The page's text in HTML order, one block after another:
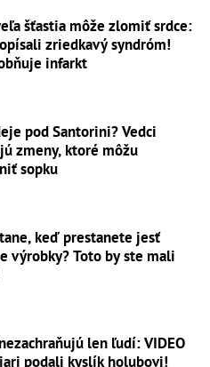
šťastia môže zlomiť srdce:
zriedkavý syndróm!
infarkt
pod Santorini? Vedci
zmeny, ktoré môžu
sopku
keď prestanete jesť
výrobky? Toto by ste mali
len ľudí: VIDEO
podali kyslík holubovi!